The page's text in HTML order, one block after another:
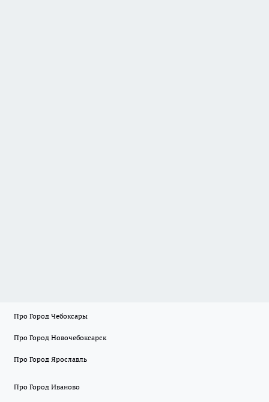
Про Город Чебоксары
Про Город Новочебоксарск
Про Город Ярославль
Про Город Иваново